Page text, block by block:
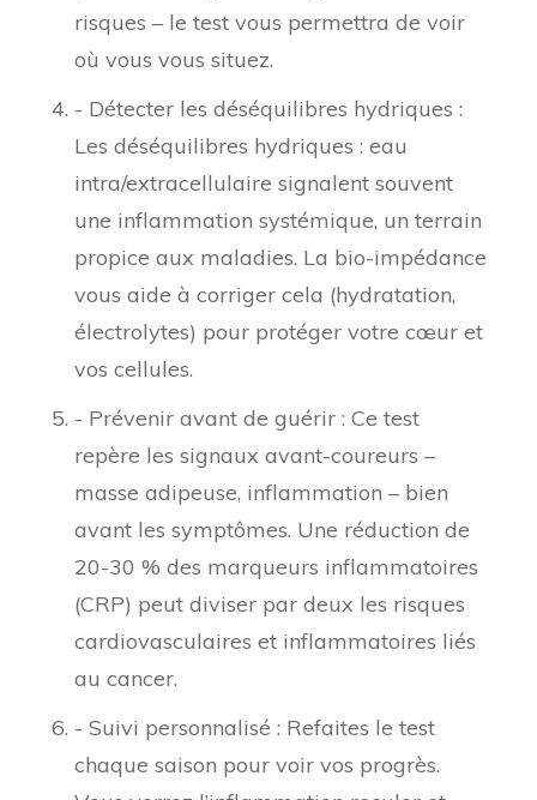
risques – le test vous permettra de voir
où vous vous situez.
- Détecter les déséquilibres hydriques :
Les déséquilibres hydriques : eau
intra/extracellulaire signalent souvent
une inflammation systémique, un terrain
propice aux maladies. La bio-impédance
vous aide à corriger cela (hydratation,
électrolytes) pour protéger votre cœur et
vos cellules.
- Prévenir avant de guérir : Ce test
repère les signaux avant-coureurs –
masse adipeuse, inflammation – bien
avant les symptômes. Une réduction de
20-30 % des marqueurs inflammatoires
(CRP) peut diviser par deux les risques
cardiovasculaires et inflammatoires liés
au cancer.
- Suivi personnalisé : Refaites le test
chaque saison pour voir vos progrès.